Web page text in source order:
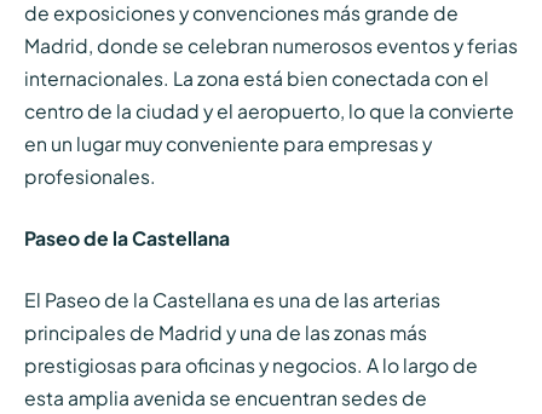
de exposiciones y convenciones más grande de
Madrid, donde se celebran numerosos eventos y ferias
internacionales. La zona está bien conectada con el
centro de la ciudad y el aeropuerto, lo que la convierte
en un lugar muy conveniente para empresas y
profesionales.
Paseo de la Castellana
El Paseo de la Castellana es una de las arterias
principales de Madrid y una de las zonas más
prestigiosas para oficinas y negocios. A lo largo de
esta amplia avenida se encuentran sedes de